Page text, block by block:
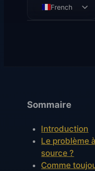
French
Sommaire
Introduction
Le problème
source ?
Comme